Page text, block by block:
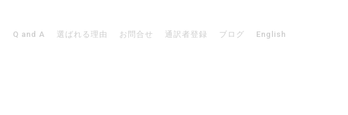
Q and A 選ばれる理由 お問合せ 通訳者登録 ブログ English